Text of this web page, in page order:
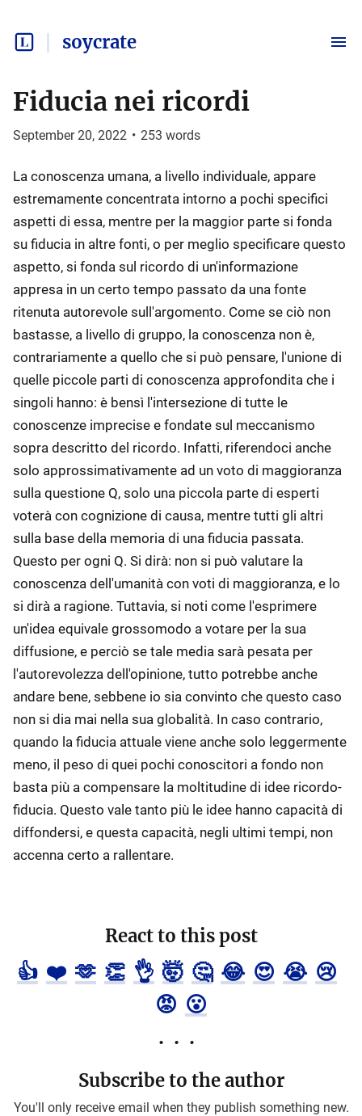
soycrate
Fiducia nei ricordi
September 20, 2022 • 253 words
La conoscenza umana, a livello individuale, appare
estremamente concentrata intorno a pochi specifici
aspetti di essa, mentre per la maggior parte si fonda
su fiducia in altre fonti, o per meglio specificare questo
aspetto, si fonda sul ricordo di un'informazione
appresa in un certo tempo passato da una fonte
ritenuta autorevole sull'argomento. Come se ciò non
bastasse, a livello di gruppo, la conoscenza non è,
contrariamente a quello che si può pensare, l'unione di
quelle piccole parti di conoscenza approfondita che i
singoli hanno: è bensì l'intersezione di tutte le
conoscenze imprecise e fondate sul meccanismo
sopra descritto del ricordo. Infatti, riferendoci anche
solo approssimativamente ad un voto di maggioranza
sulla questione Q, solo una piccola parte di esperti
voterà con cognizione di causa, mentre tutti gli altri
sulla base della memoria di una fiducia passata.
Questo per ogni Q. Si dirà: non si può valutare la
conoscenza dell'umanità con voti di maggioranza, e lo
si dirà a ragione. Tuttavia, si noti come l'esprimere
un'idea equivale grossomodo a votare per la sua
diffusione, e perciò se tale media sarà pesata per
l'autorevolezza dell'opinione, tutto potrebbe anche
andare bene, sebbene io sia convinto che questo caso
non si dia mai nella sua globalità. In caso contrario,
quando la fiducia attuale viene anche solo leggermente
meno, il peso di quei pochi conoscitori a fondo non
basta più a compensare la moltitudine di idee ricordo-
fiducia. Questo vale tanto più le idee hanno capacità di
diffondersi, e questa capacità, negli ultimi tempi, non
accenna certo a rallentare.
React to this post
👍 ❤️ 🫶 👏 👌 🤯 🤔 😂 😍 😭 😢
😡 😮
Subscribe to the author
You'll only receive email when they publish something new.